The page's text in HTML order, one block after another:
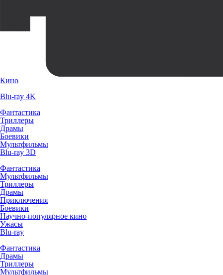
Кино
Blu-ray 4K
Фантастика
Триллеры
Драмы
Боевики
Мультфильмы
Blu-ray 3D
Фантастика
Мультфильмы
Триллеры
Драмы
Приключения
Боевики
Научно-популярное кино
Ужасы
Blu-ray
Фантастика
Драмы
Триллеры
Мультфильмы